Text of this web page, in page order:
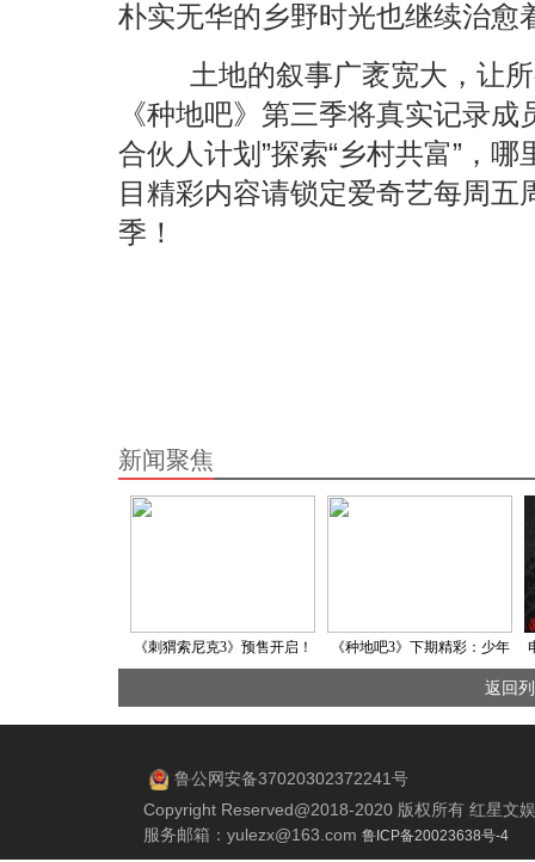
朴实无华的乡野时光也继续治愈
土地的叙事广袤宽大，让
《种地吧》第三季将真实记录
合伙人计划”探索“乡村共富”，
目精彩内容请锁定爱奇艺每周
季！
新闻聚焦
《刺猬索尼克3》预售开启！
乐！
《种地吧3》下期精彩：少年
搭蚕架热火朝天 后陡门新建
紫薇树长廊
返回
鲁公网安备37020302372241号
Copyright Reserved@2018-2020 版权所有 红星文
服务邮箱： yulezx@163.com 鲁ICP备20023638号-4